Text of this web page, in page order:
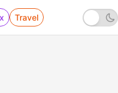
Travel